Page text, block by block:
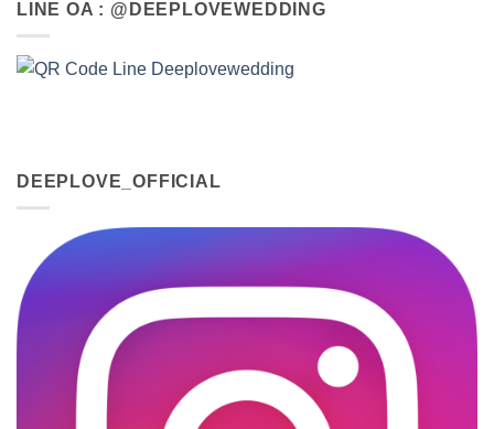
LINE OA : @DEEPLOVEWEDDING
DEEPLOVE_OFFICIAL